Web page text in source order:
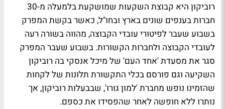
רוביקון היא קבוצת השקעות שמושקעת בלמעלה מ-30
חברות בענפים שונים בארץ ובחו"ל, כאשר בקשת המפרק
בשבוע שעבר לפיטורי עובדי הקבוצה, מהווה בשורה רעה
לעובדי הקבוצה ולחברות הקשורות. בשבוע שעבר המפרק
סגר את מסעדת 'אחד העם' של מיכל אנסקי בה רוביקון
השקיעה וגם פורסם בכלי התקשורת תלונות של לקחות
שהזמינו נופש מחברת 'למון גורו', שבבעלות רוביקון, אך
נותרו ללא חופשה לאחר שהפסידו את כספם.